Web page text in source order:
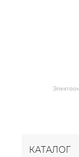
КАТАЛОГ